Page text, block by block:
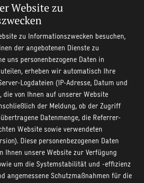
Website zu
zu Informationszwecken besuchen,
der angebotenen Dienste zu
uns personenbezogene Daten in
erheben wir automatisch Ihre
Logdateien (IP-Adresse, Datum und
die von Ihnen auf unserer Website
der Meldung, ob der Zugriff
Datenmenge, die Referrer-
Website sowie verwendeten
Diese personenbezogenen Daten
Ihnen unsere Website zur Verfügung
um die Systemstabilität und -effizienz
angemessene Schutzmaßnahmen für die